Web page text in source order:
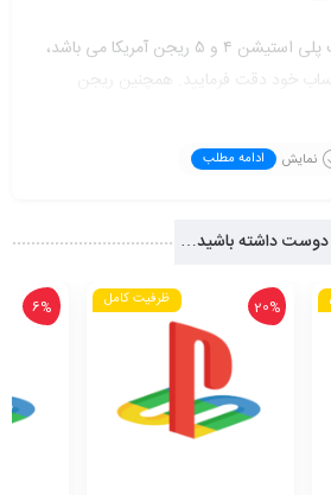
این گیفت کارت ها مناسب پلی استیشن ۴ و ۵ ریجن آمریکا می باشد،
خود دقت فرمایید. همچنین ریجن
امنیت حساب پلی استیشن خود آموزش
مطالعه فرمایید.
و آواتار خود را انتخاب کنید.
با حروف بزرگ تایپ فرمایید.
نمایش ادامه مطلب
داشته باشید…
ظرفیت کامل 20%
6%